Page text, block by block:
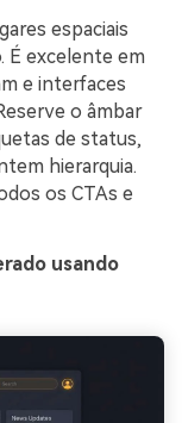
espaciais
É excelente em
e interfaces
o âmbar
de status,
hierarquia.
os CTAs e
usando